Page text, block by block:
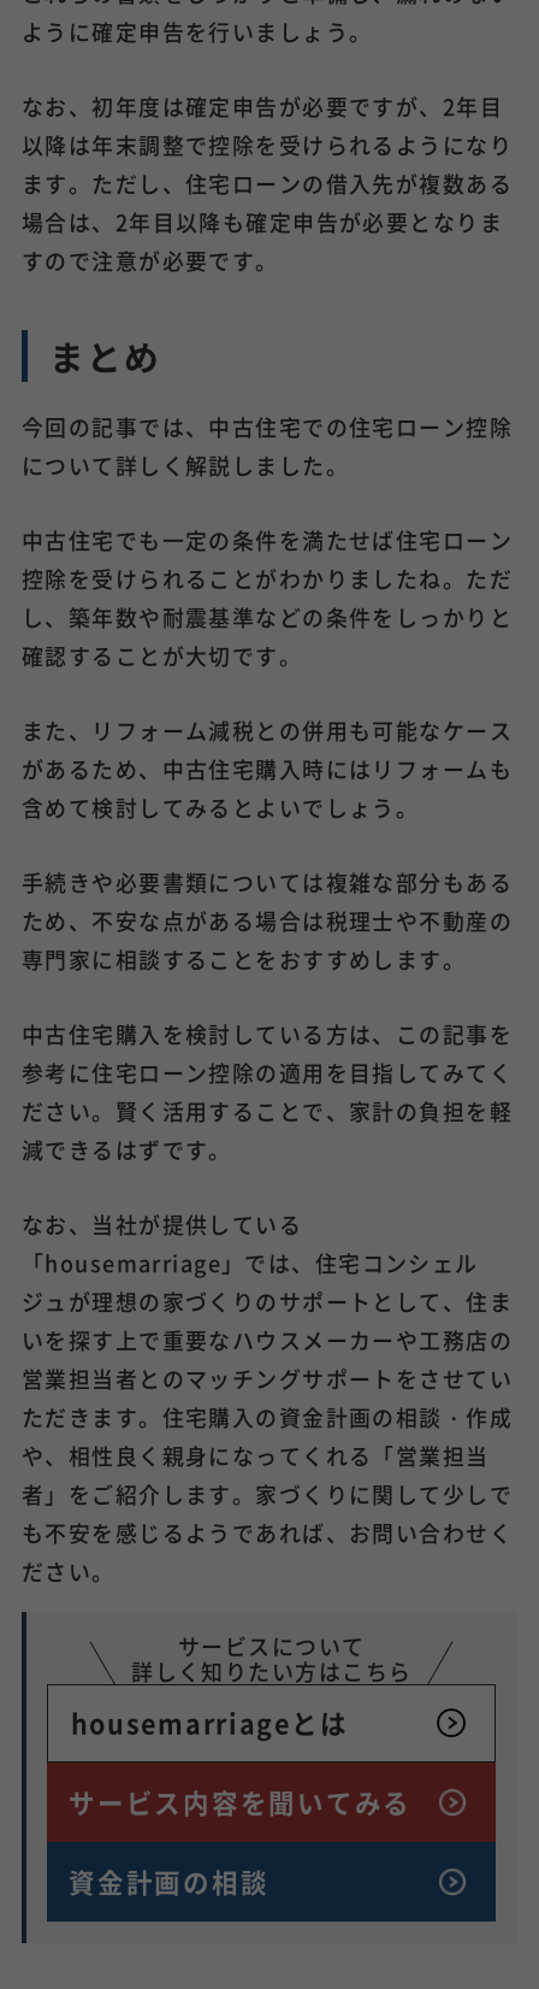
ように確定申告を行いましょう。
なお、初年度は確定申告が必要ですが、2年目
以降は年末調整で控除を受けられるようになり
ます。ただし、住宅ローンの借入先が複数ある
場合は、2年目以降も確定申告が必要となりま
すので注意が必要です。
まとめ
今回の記事では、中古住宅での住宅ローン控除
について詳しく解説しました。
中古住宅でも一定の条件を満たせば住宅ローン
控除を受けられることがわかりましたね。ただ
し、築年数や耐震基準などの条件をしっかりと
確認することが大切です。
また、リフォーム減税との併用も可能なケース
があるため、中古住宅購入時にはリフォームも
含めて検討してみるとよいでしょう。
手続きや必要書類については複雑な部分もある
ため、不安な点がある場合は税理士や不動産の
専門家に相談することをおすすめします。
中古住宅購入を検討している方は、この記事を
参考に住宅ローン控除の適用を目指してみてく
ださい。賢く活用することで、家計の負担を軽
減できるはずです。
なお、当社が提供している
「housemarriage」では、住宅コンシェル
ジュが理想の家づくりのサポートとして、住ま
いを探す上で重要なハウスメーカーや工務店の
営業担当者とのマッチングサポートをさせてい
ただきます。住宅購入の資金計画の相談・作成
や、相性良く親身になってくれる「営業担当
者」をご紹介します。家づくりに関して少しで
も不安を感じるようであれば、お問い合わせく
ださい。
サービスについて
詳しく知りたい方はこちら
housemarriageとは
サービス内容を聞いてみる
資金計画の相談